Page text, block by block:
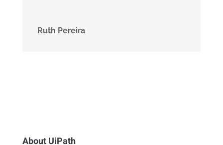
Ruth Pereira
About UiPath